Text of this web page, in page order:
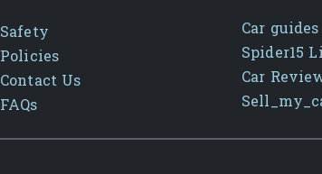
Safety
Policies
Contact Us
FAQs
Car guides
Spider15
Car